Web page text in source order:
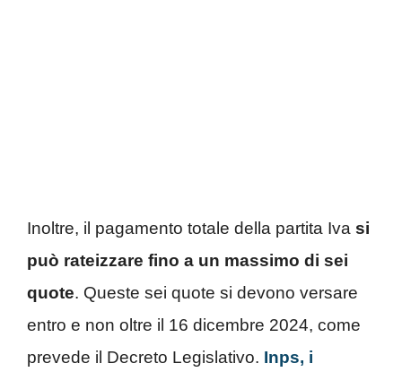
Inoltre, il pagamento totale della partita Iva si
può rateizzare fino a un massimo di sei
quote. Queste sei quote si devono versare
entro e non oltre il 16 dicembre 2024, come
prevede il Decreto Legislativo. Inps, i